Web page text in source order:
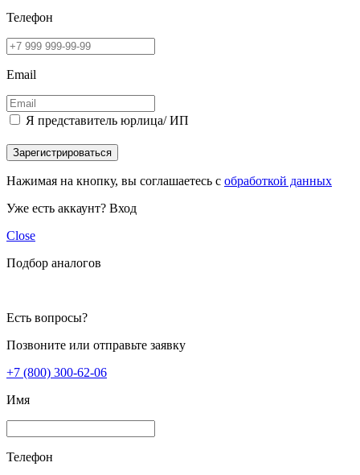
Телефон
Email
Я представитель юрлица/ ИП
Зарегистрироваться
Нажимая на кнопку, вы соглашаетесь с обработкой данных
Уже есть аккаунт? Вход
Close
Подбор аналогов
Есть вопросы?
Позвоните или отправьте заявку
+7 (800) 300-62-06
Имя
Телефон